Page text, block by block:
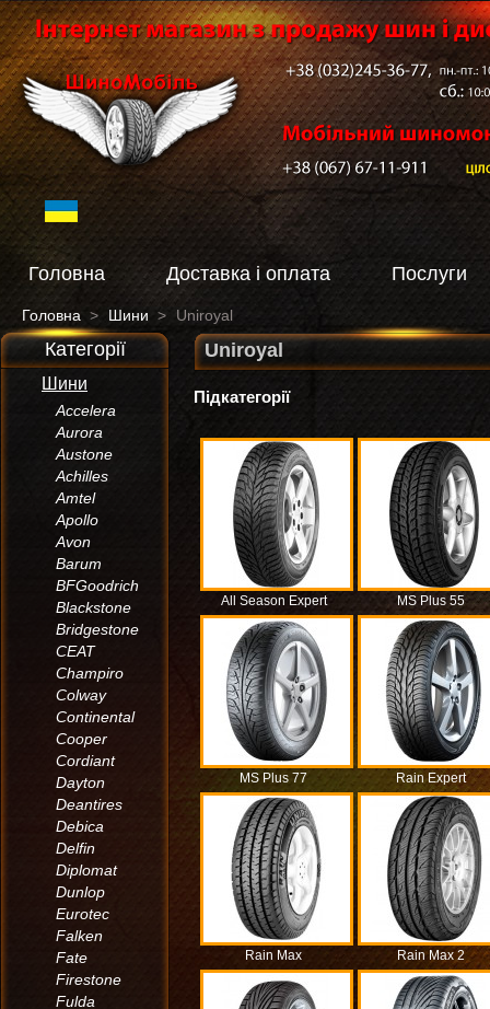
Головна Доставка і оплата Послуги
Категорії
Шини
Accelera
Aurora
Austone
Achilles
Amtel
Apollo
Avon
Barum
BFGoodrich
Blackstone
Bridgestone
CEAT
Champiro
Colway
Continental
Cooper
Cordiant
Dayton
Deantires
Debica
Delfin
Diplomat
Dunlop
Eurotec
Falken
Fate
Firestone
Fulda
Головна > Шини > Uniroyal
Uniroyal
Підкатегорії
All Season Expert MS Plus 55
MS Plus 77 Rain Expert
Rain Max Rain Max 2